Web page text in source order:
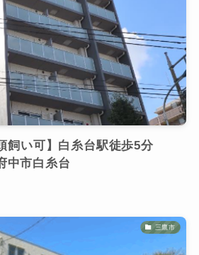
飼い可】白糸台駅徒歩5分
中市白糸台
三鷹市